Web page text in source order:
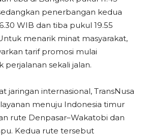
penerbangan kedua
WIB dan tiba pukul 19.55
menarik minat masyarakat,
tarif promosi mulai
perjalanan sekali jalan.
jaringan internasional, TransNusa
menuju Indonesia timur
rute Denpasar–Wakatobi dan
Kedua rute tersebut